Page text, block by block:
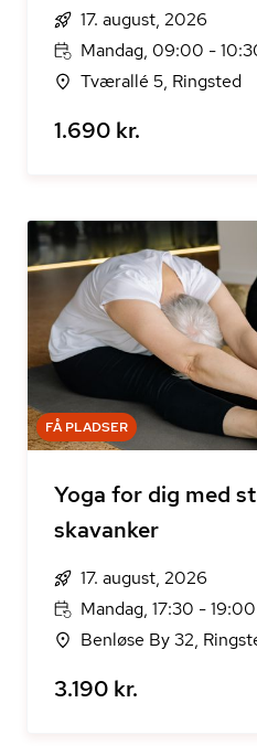
17. august, 2026
Mandag, 09:00 -
Tværallé 5, Ringsted
1.690 kr.
FÅ PLADSER
Yoga for dig med
skavanker
17. august, 2026
Mandag, 17:30 - 19:00
Benløse By 32,
3.190 kr.